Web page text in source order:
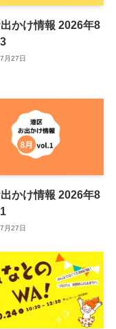
かけ情報 2026年8
月27日
かけ情報 2026年8
月27日